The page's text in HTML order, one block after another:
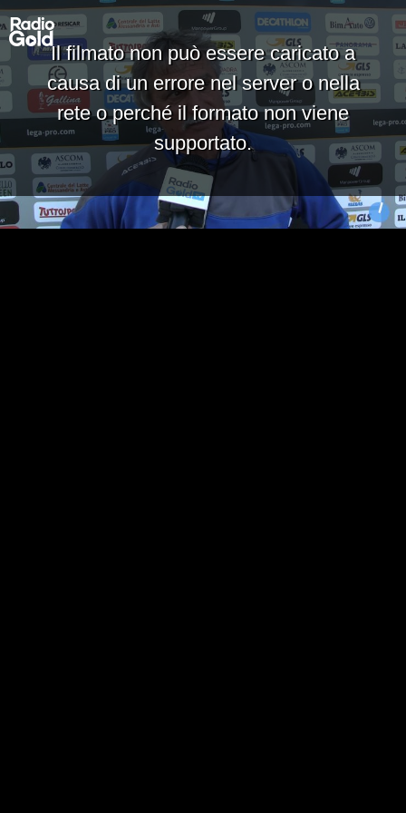
Il filmato non può essere caricato a
causa di un errore nel server o nella
rete o perché il formato non viene
supportato.